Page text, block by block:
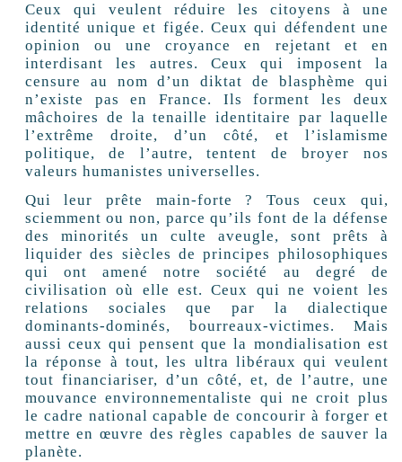
Ceux qui veulent réduire les citoyens à une
identité unique et figée. Ceux qui défendent une
opinion ou une croyance en rejetant et en
interdisant les autres. Ceux qui imposent la
censure au nom d’un diktat de blasphème qui
n’existe pas en France. Ils forment les deux
mâchoires de la tenaille identitaire par laquelle
l’extrême droite, d’un côté, et l’islamisme
politique, de l’autre, tentent de broyer nos
valeurs humanistes universelles.
Qui leur prête main-forte ? Tous ceux qui,
sciemment ou non, parce qu’ils font de la défense
des minorités un culte aveugle, sont prêts à
liquider des siècles de principes philosophiques
qui ont amené notre société au degré de
civilisation où elle est. Ceux qui ne voient les
relations sociales que par la dialectique
dominants-dominés, bourreaux-victimes. Mais
aussi ceux qui pensent que la mondialisation est
la réponse à tout, les ultra libéraux qui veulent
tout financiariser, d’un côté, et, de l’autre, une
mouvance environnementaliste qui ne croit plus
le cadre national capable de concourir à forger et
mettre en œuvre des règles capables de sauver la
planète.